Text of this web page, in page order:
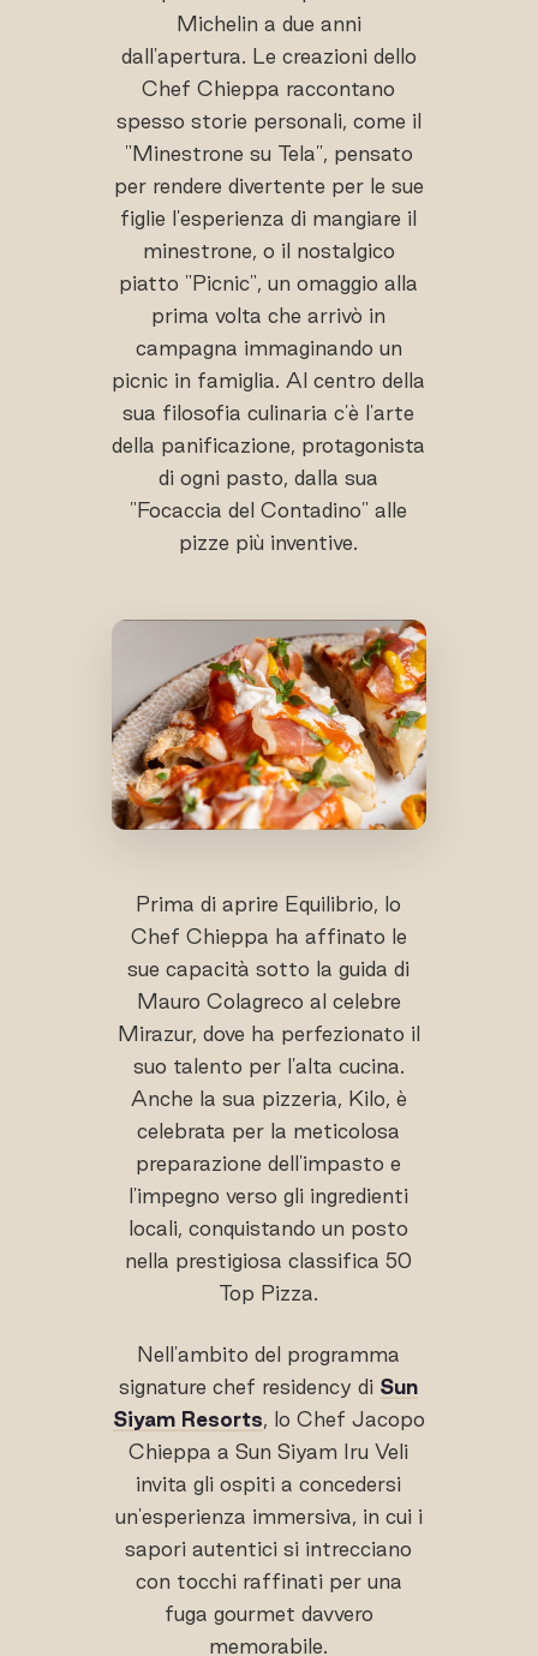
Michelin a due anni
dall'apertura. Le creazioni dello
Chef Chieppa raccontano
spesso storie personali, come il
"Minestrone su Tela", pensato
per rendere divertente per le sue
figlie l'esperienza di mangiare il
minestrone, o il nostalgico
piatto "Picnic", un omaggio alla
prima volta che arrivò in
campagna immaginando un
picnic in famiglia. Al centro della
sua filosofia culinaria c'è l'arte
della panificazione, protagonista
di ogni pasto, dalla sua
"Focaccia del Contadino" alle
pizze più inventive.
Prima di aprire Equilibrio, lo
Chef Chieppa ha affinato le
sue capacità sotto la guida di
Mauro Colagreco al celebre
Mirazur, dove ha perfezionato il
suo talento per l'alta cucina.
Anche la sua pizzeria, Kilo, è
celebrata per la meticolosa
preparazione dell'impasto e
l'impegno verso gli ingredienti
locali, conquistando un posto
nella prestigiosa classifica 50
Top Pizza.
Nell'ambito del programma
signature chef residency di Sun
Siyam Resorts , lo Chef Jacopo
Chieppa a Sun Siyam Iru Veli
invita gli ospiti a concedersi
un'esperienza immersiva, in cui i
sapori autentici si intrecciano
con tocchi raffinati per una
fuga gourmet davvero
memorabile.